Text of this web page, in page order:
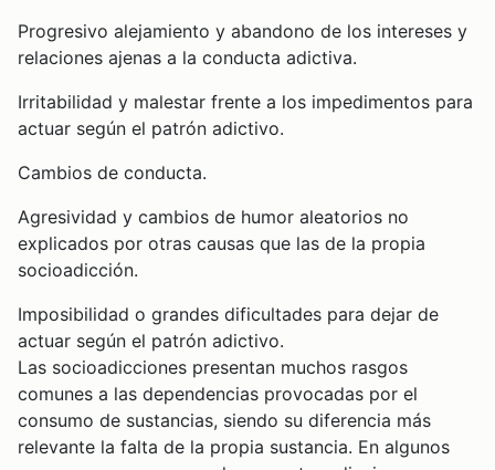
Progresivo alejamiento y abandono de los intereses y
relaciones ajenas a la conducta adictiva.
Irritabilidad y malestar frente a los impedimentos para
actuar según el patrón adictivo.
Cambios de conducta.
Agresividad y cambios de humor aleatorios no
explicados por otras causas que las de la propia
socioadicción.
Imposibilidad o grandes dificultades para dejar de
actuar según el patrón adictivo.
Las socioadicciones presentan muchos rasgos
comunes a las dependencias provocadas por el
consumo de sustancias, siendo su diferencia más
relevante la falta de la propia sustancia. En algunos